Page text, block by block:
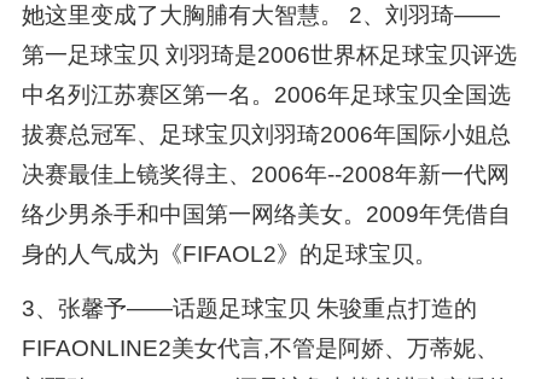
她这里变成了大胸脯有大智慧。 2、刘羽琦——
第一足球宝贝 刘羽琦是2006世界杯足球宝贝评选
中名列江苏赛区第一名。2006年足球宝贝全国选
拔赛总冠军、足球宝贝刘羽琦2006年国际小姐总
决赛最佳上镜奖得主、2006年--2008年新一代网
络少男杀手和中国第一网络美女。2009年凭借自
身的人气成为《FIFAOL2》的足球宝贝。
3、张馨予——话题足球宝贝 朱骏重点打造的
FIFAONLINE2美女代言,不管是阿娇、万蒂妮、